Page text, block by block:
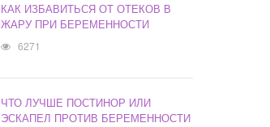
КАК ИЗБАВИТЬСЯ ОТ ОТЕКОВ В
ЖАРУ ПРИ БЕРЕМЕННОСТИ
6271
ЧТО ЛУЧШЕ ПОСТИНОР ИЛИ
ЭСКАПЕЛ ПРОТИВ БЕРЕМЕННОСТИ